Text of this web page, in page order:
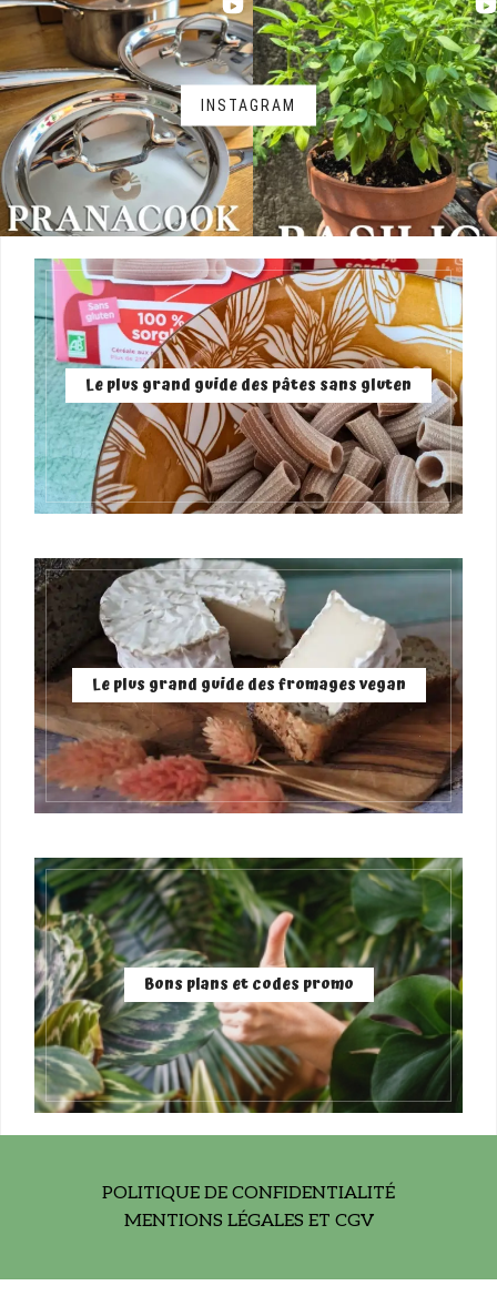
INSTAGRAM
Le plus grand guide des pâtes sans gluten
Le plus grand guide des fromages vegan
Bons plans et codes promo
POLITIQUE DE CONFIDENTIALITÉ
MENTIONS LÉGALES ET CGV